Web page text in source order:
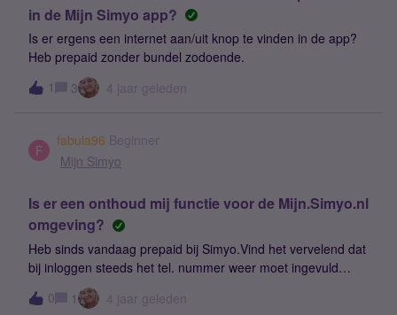
in de Mijn Simyo app?
Is er ergens een internet aan/uit knop te vinden in de app?
Heb prepaid zonder bundel zodoende.
1
3 4 jaar geleden
F
fabula96 Beginner
Mijn Simyo
Is er een onthoud mij functie voor de Mijn.Simyo.nl
omgeving?
Heb sinds vandaag prepaid bij Simyo.Vind het vervelend dat
bij inloggen steeds het tel. nummer weer moet ingevuld
worden.Kan dat niet bewaard zoals bij veel websites en
providersgebruikelijk is ?Het wachtwoord uiteraard niet
0 1 4 jaar geleden